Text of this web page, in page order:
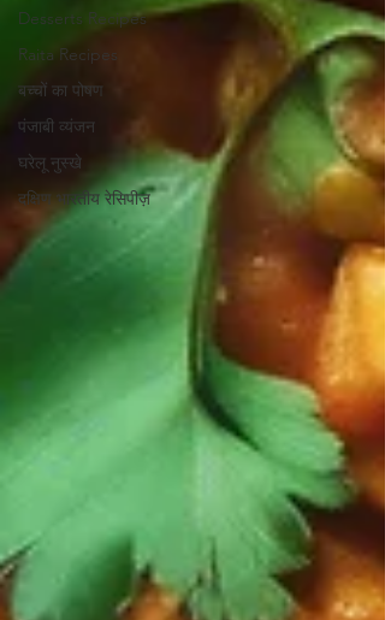
Desserts Recipes
Raita Recipes
बच्चों का पोषण
पंजाबी व्यंजन
घरेलू नुस्खे
दक्षिण भारतीय रेसिपीज़